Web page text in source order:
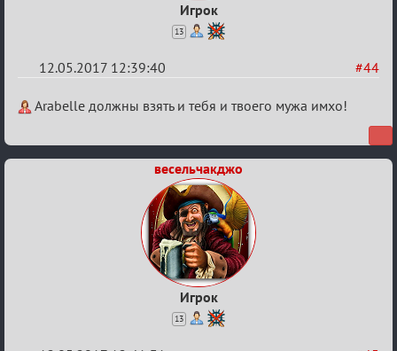
Игрок
13
#44
12.05.2017 12:39:40
Re:
Вендетты
Arabelle должны взять и тебя и твоего мужа имхо!
весельчакджо
Игрок
13